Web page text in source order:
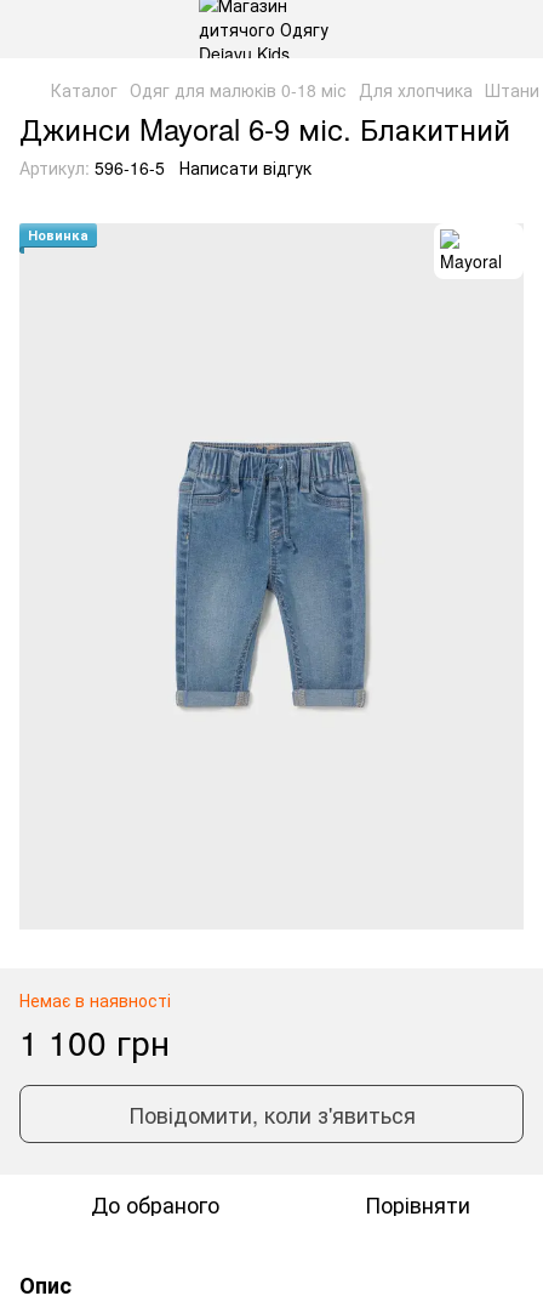
Каталог Одяг для малюків 0-18 міс Для хлопчика Штани
Джинси Mayoral 6-9 міс. Блакитний
Артикул: 596-16-5 Написати відгук
Новинка
Немає в наявності
1 100 грн
Повідомити, коли з'явиться
До обраного Порівняти
Опис